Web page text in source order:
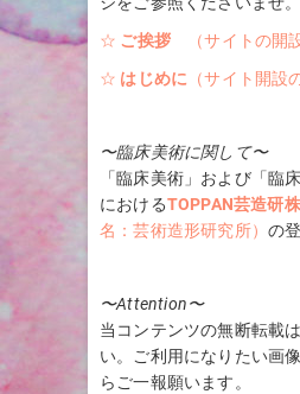
☆ ご挨拶
（サイトの開
☆ はじめに （サイト開設
〜臨床美術に関して〜
「臨床美術」および「臨
におけるTOPPAN芸造研
名：芸術造形研究所） の
〜Attention〜
当コンテンツの無断転載
い。ご利用になりたい画
らご一報願います。